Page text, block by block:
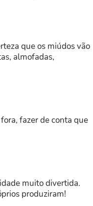
que os miúdos vão
almofadas,
fazer de conta que
muito divertida.
produziram!